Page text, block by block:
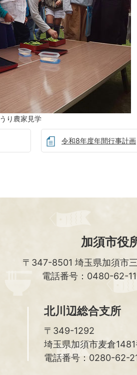
り農家見学
令和8年度年間行事計画
加須市役
〒347-8501 埼玉県加須市
電話番号：0480-62-
北川辺総合支所
〒349-1292
埼玉県加須市麦倉1481
電話番号：0280-62-